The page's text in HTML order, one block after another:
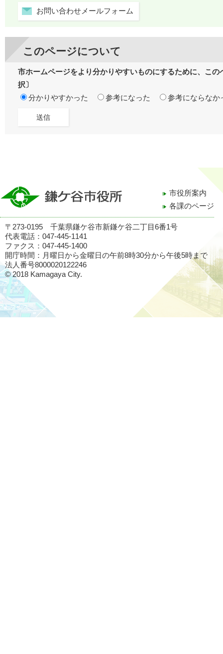
お問い合わせメールフォーム
このページについて
市ホームページをより分かりやすいものにするために、こ
択〕
分かりやすかった
参考になった 参考にならなか
市役所案内
各課のページ
〒273-0195 千葉県鎌ケ谷市新鎌ケ谷二丁目6番1号
代表電話：047-445-1141
ファクス：047-445-1400
開庁時間：月曜日から金曜日の午前8時30分から午後5時まで
法人番号8000020122246
© 2018 Kamagaya City.